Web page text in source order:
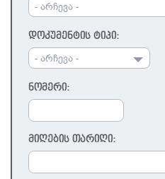
- არჩევა -
დოკუმენტის ტიპი:
- არჩევა -
ნომერი:
მიღების თარიღი: